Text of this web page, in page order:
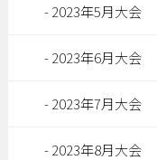
2023年5月大会
2023年6月大会
2023年7月大会
2023年8月大会